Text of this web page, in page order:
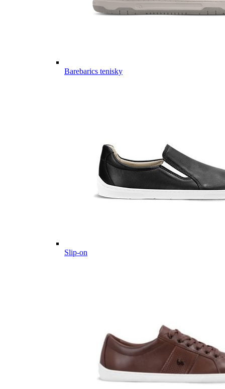
Barebarics tenisky
Slip-on